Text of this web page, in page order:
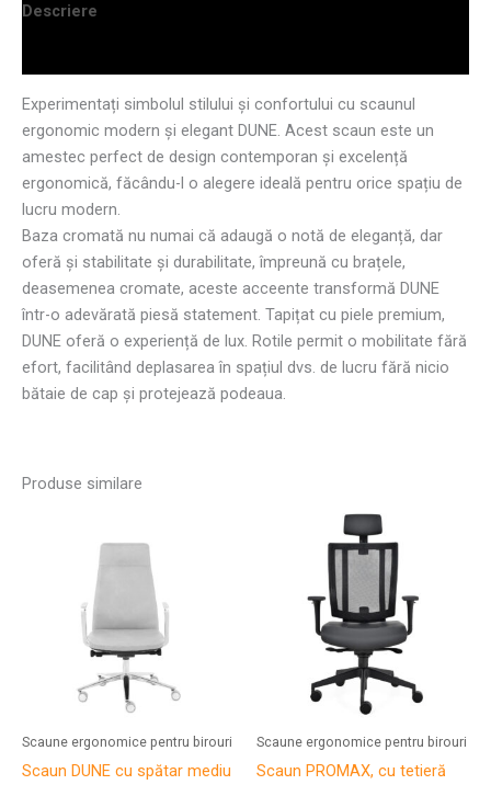
Descriere
Experimentați simbolul stilului și confortului cu scaunul
ergonomic modern și elegant DUNE. Acest scaun este un
amestec perfect de design contemporan și excelență
ergonomică, făcându-l o alegere ideală pentru orice spațiu de
lucru modern.
Baza cromată nu numai că adaugă o notă de eleganță, dar
oferă și stabilitate și durabilitate, împreună cu brațele,
deasemenea cromate, aceste acceente transformă DUNE
într-o adevărată piesă statement. Tapițat cu piele premium,
DUNE oferă o experiență de lux. Rotile permit o mobilitate fără
efort, facilitând deplasarea în spațiul dvs. de lucru fără nicio
bătaie de cap și protejează podeaua.
Produse similare
Scaune ergonomice pentru birouri
Scaun DUNE cu spătar mediu
Scaune ergonomice pentru birouri
Scaun PROMAX, cu tetieră